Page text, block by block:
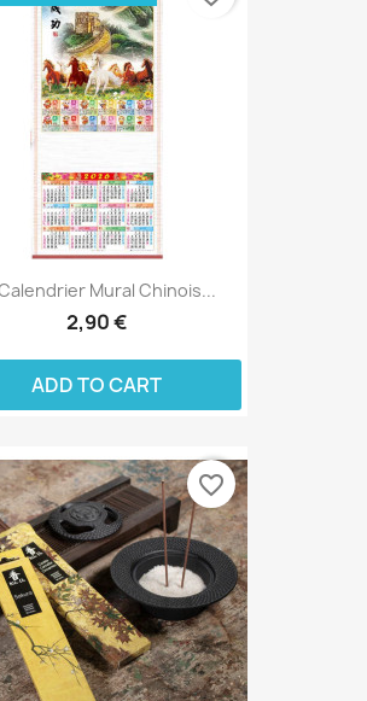
Mural Chinois...
2,90 €
ADD TO CART
favorite_border